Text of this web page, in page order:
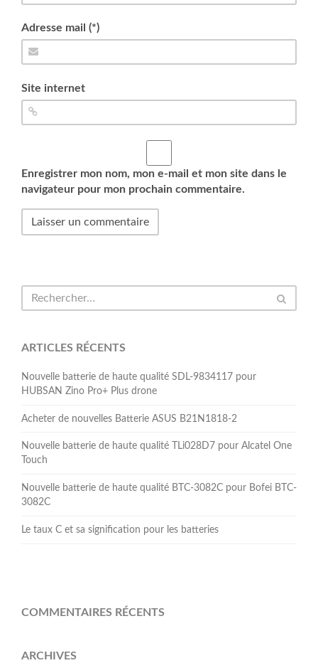
Adresse mail (*)
Site internet
Enregistrer mon nom, mon e-mail et mon site dans le
navigateur pour mon prochain commentaire.
ARTICLES RÉCENTS
Nouvelle batterie de haute qualité SDL-9834117 pour
HUBSAN Zino Pro+ Plus drone
Acheter de nouvelles Batterie ASUS B21N1818-2
Nouvelle batterie de haute qualité TLi028D7 pour Alcatel One
Touch
Nouvelle batterie de haute qualité BTC-3082C pour Bofei BTC-
3082C
Le taux C et sa signification pour les batteries
COMMENTAIRES RÉCENTS
ARCHIVES